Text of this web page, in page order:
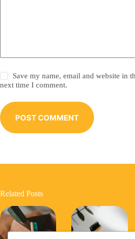
Save my name, email and website in
next time I comment.
POST COMMENT
Related Posts